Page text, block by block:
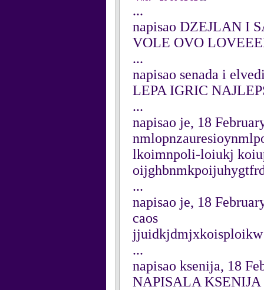
...
napisao DZEJLAN I
VOLE OVO
...
napisao senada i
LEPA IGRIC
...
napisao je, 18
lkoimnpoli-loiukj
...
napisao je, 18
caos
jjuidkjdmjxkoisploikw
...
napisao ksenija, 18
NAPISALA KSENIJA